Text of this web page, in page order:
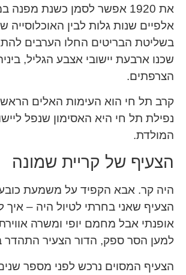
את 1920 אפשר לסמן כשנת
אלפיים שנות גלות לבין
בשליטת הבריטים החלו הערבים
שכנו ארבעת יישובי אצבע הגליל,
הצרפתים.
קרב תל חי הוא העימות האלים הראשון
נפילת תל חי היא האסימון שנפל
המולדת.
הצעיף של קריית שמונה
היה קר. אבא הקפיד על משמעת כובעי
הצעיף שאני בחרתי לטיול היה –
אופנתי אבל מחמם יופי ומשרה
למען הסר ספק, הדור הצעיר התהדר
הצעיף המסוים נרכש לפני מספר